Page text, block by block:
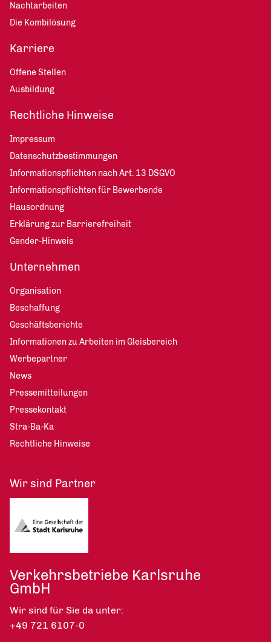
Nachtarbeiten
Die Kombilösung
Karriere
Offene Stellen
Ausbildung
Rechtliche Hinweise
Impressum
Datenschutzbestimmungen
Informationspflichten nach Art. 13 DSGVO
Informationspflichten für Bewerbende
Hausordnung
Erklärung zur Barrierefreiheit
Gender-Hinweis
Unternehmen
Organisation
Beschaffung
Geschäftsberichte
Informationen zu Arbeiten im Gleisbereich
Werbepartner
News
Pressemitteilungen
Pressekontakt
Stra-Ba-Ka
Rechtliche Hinweise
Wir sind Partner
Verkehrsbetriebe Karlsruhe
GmbH
Wir sind für Sie da unter:
+49 721 6107-0